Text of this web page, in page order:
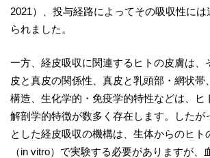
2021）、投与経路によってその吸収性には
られました。
一方、経皮吸収に関連するヒトの皮膚は、
皮と真皮の関係性、真皮と乳頭部・網状帯
構造、生化学的・免疫学的特性などは、ヒ
解剖学的特徴が数多く存在します。したが
とした経皮吸収の機構は、生体からのヒト
（in vitro）で実験する必要がありますが、